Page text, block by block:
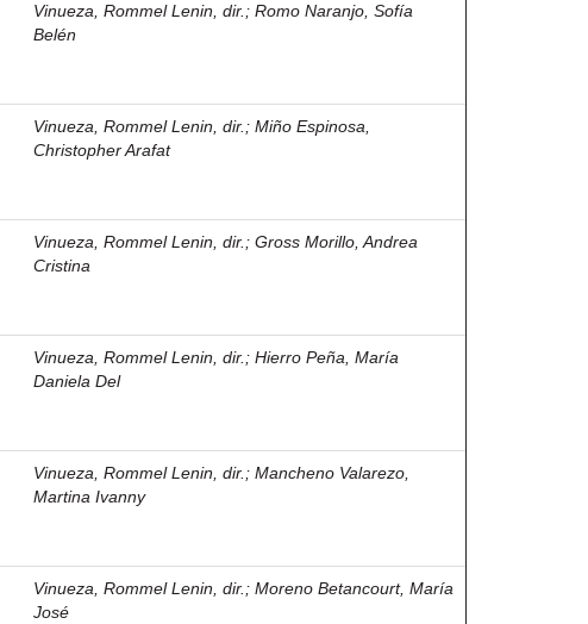
Vinueza, Rommel Lenin, dir. ; Romo Naranjo, Sofía
Belén
Vinueza, Rommel Lenin, dir. ; Miño Espinosa,
Christopher Arafat
Vinueza, Rommel Lenin, dir. ; Gross Morillo, Andrea
Cristina
Vinueza, Rommel Lenin, dir. ; Hierro Peña, María
Daniela Del
Vinueza, Rommel Lenin, dir. ; Mancheno Valarezo,
Martina Ivanny
Vinueza, Rommel Lenin, dir. ; Moreno Betancourt, María
José